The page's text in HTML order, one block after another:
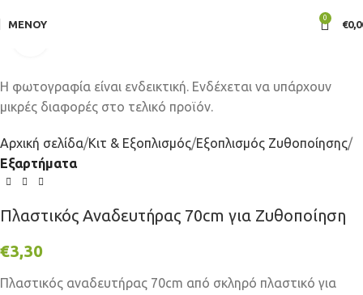
ΜΕΝΟΎ
0
€
Αρχική σελίδα Κιτ & Εξοπλισμός Εξοπλισμός Ζυθοποίησης
Εξαρτήματα
Πλαστικός Αναδευτήρας 70cm για Ζυθοποίηση
€3,30
Πλαστικός αναδευτήρας 70cm από σκληρό πλαστικό για